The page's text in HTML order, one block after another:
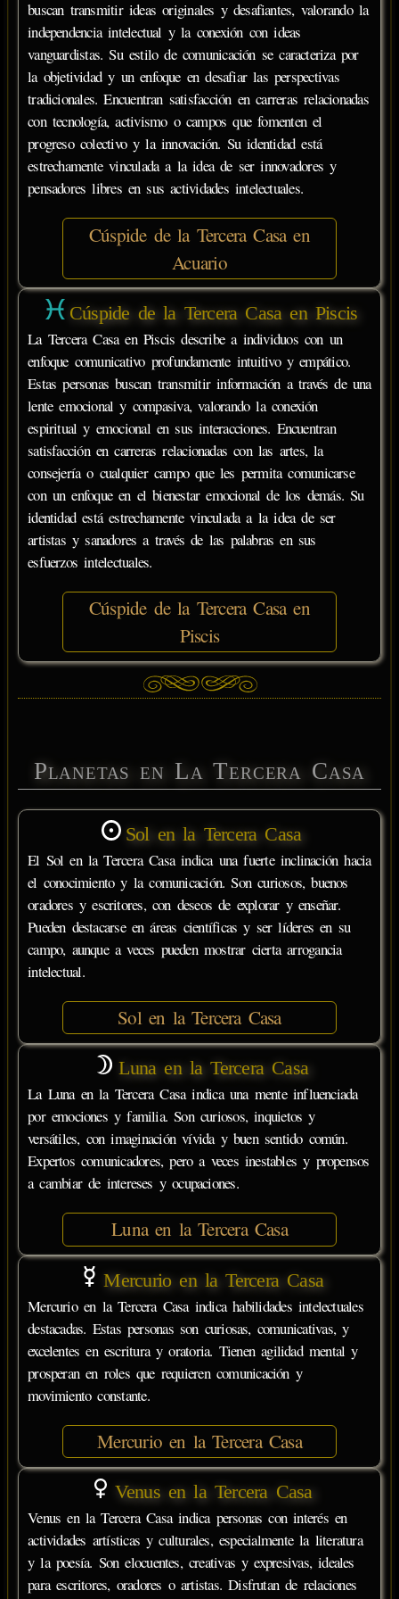
buscan transmitir ideas originales y desafiantes, valorando la
independencia intelectual y la conexión con ideas
vanguardistas. Su estilo de comunicación se caracteriza por
la objetividad y un enfoque en desafiar las perspectivas
tradicionales. Encuentran satisfacción en carreras relacionadas
con tecnología, activismo o campos que fomenten el
progreso colectivo y la innovación. Su identidad está
estrechamente vinculada a la idea de ser innovadores y
pensadores libres en sus actividades intelectuales.
Cúspide de la Tercera Casa en
Acuario
Cúspide de la Tercera Casa en Piscis
La Tercera Casa en Piscis describe a individuos con un
enfoque comunicativo profundamente intuitivo y empático.
Estas personas buscan transmitir información a través de una
lente emocional y compasiva, valorando la conexión
espiritual y emocional en sus interacciones. Encuentran
satisfacción en carreras relacionadas con las artes, la
consejería o cualquier campo que les permita comunicarse
con un enfoque en el bienestar emocional de los demás. Su
identidad está estrechamente vinculada a la idea de ser
artistas y sanadores a través de las palabras en sus
esfuerzos intelectuales.
Cúspide de la Tercera Casa en
Piscis
Planetas en La Tercera Casa
Sol en la Tercera Casa
El Sol en la Tercera Casa indica una fuerte inclinación hacia
el conocimiento y la comunicación. Son curiosos, buenos
oradores y escritores, con deseos de explorar y enseñar.
Pueden destacarse en áreas científicas y ser líderes en su
campo, aunque a veces pueden mostrar cierta arrogancia
intelectual.
Sol en la Tercera Casa
Luna en la Tercera Casa
La Luna en la Tercera Casa indica una mente influenciada
por emociones y familia. Son curiosos, inquietos y
versátiles, con imaginación vívida y buen sentido común.
Expertos comunicadores, pero a veces inestables y propensos
a cambiar de intereses y ocupaciones.
Luna en la Tercera Casa
Mercurio en la Tercera Casa
Mercurio en la Tercera Casa indica habilidades intelectuales
destacadas. Estas personas son curiosas, comunicativas, y
excelentes en escritura y oratoria. Tienen agilidad mental y
prosperan en roles que requieren comunicación y
movimiento constante.
Mercurio en la Tercera Casa
Venus en la Tercera Casa
Venus en la Tercera Casa indica personas con interés en
actividades artísticas y culturales, especialmente la literatura
y la poesía. Son elocuentes, creativas y expresivas, ideales
para escritores, oradores o artistas. Disfrutan de relaciones